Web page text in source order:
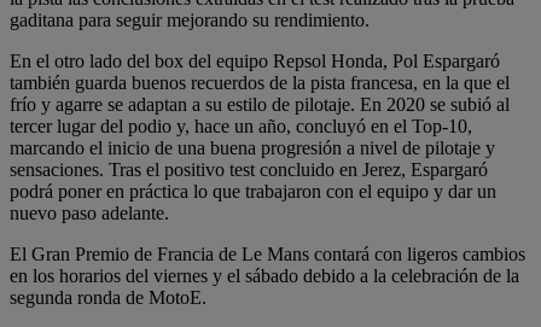
gaditana para seguir mejorando su rendimiento.
En el otro lado del box del equipo Repsol Honda, Pol Espargaró
también guarda buenos recuerdos de la pista francesa, en la que el
frío y agarre se adaptan a su estilo de pilotaje. En 2020 se subió al
tercer lugar del podio y, hace un año, concluyó en el Top-10,
marcando el inicio de una buena progresión a nivel de pilotaje y
sensaciones. Tras el positivo test concluido en Jerez, Espargaró
podrá poner en práctica lo que trabajaron con el equipo y dar un
nuevo paso adelante.
El Gran Premio de Francia de Le Mans contará con ligeros cambios
en los horarios del viernes y el sábado debido a la celebración de la
segunda ronda de MotoE.